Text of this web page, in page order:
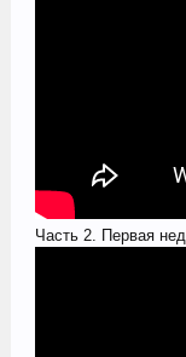
Часть 2. Первая